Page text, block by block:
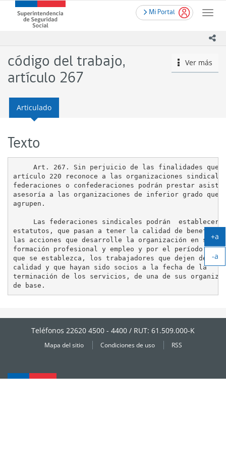
principal
Mi Portal
Toggle
Superintendencia
de
(SUSESO)
-
Gobierno
de
icono
Ver más
código del trabajo,
artículo 267
Articulado
Texto
Art. 267. Sin perjuicio de las finalidades que
artículo 220 reconoce a las organizaciones
federaciones o confederaciones podrán prestar
asesoría a las organizaciones de inferior grado que
agrupen.
Las federaciones sindicales podrán  establecer
estatutos, que pasan a tener la calidad de
las acciones que desarrolle la organización en
formación profesional y empleo y por el período de
que se establezca, los trabajadores que dejen de
calidad y que hayan sido socios a la fecha de la
terminación de los servicios, de una de sus
Teléfonos 22620 4500 - 4400 / RUT: 61.509.000-K
Mapa del sitio Condiciones de uso RSS
+a
-a